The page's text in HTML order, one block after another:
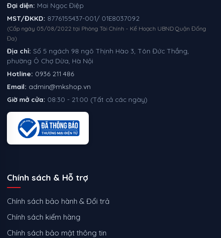
Đại diện: Mai Ngọc Điệp
MST/ĐKKD: 8776155437-001/ 01E8037092
(Cấp ngày 05/08/2022 tại Phòng Tài Chính - Kế Hoạch UBND Quận Đống
Đa)
Địa chỉ: Số 5 ngách 98 ngõ Thịnh Hào 3, Tôn Đức Thắng,
phường Ô Chợ Dừa, Hà Nội
Hotline: 0936 211 486
Email: admin@mkshop.vn
Giờ mở cửa: 08:30 - 21:00 (Tất cả các ngày)
Chính sách & Hỗ trợ
Chính sách bảo hành & Đổi trả
Chính sách kiểm hàng
Chính sách bảo mật thông tin